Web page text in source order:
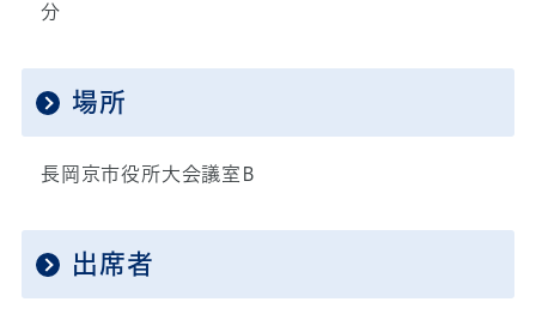
分
場所
長岡京市役所大会議室B
出席者